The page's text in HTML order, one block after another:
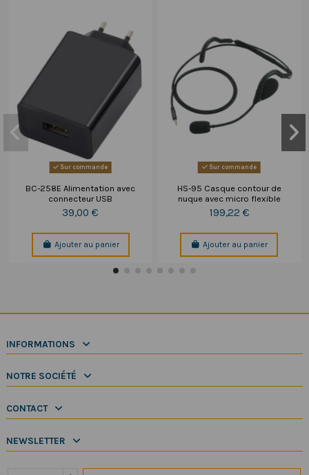
Sur commande
BC-258E Alimentation avec
connecteur USB
39,00 €
Ajouter au panier
Sur commande
HS-95 Casque contour de
nuque avec micro flexible
199,22 €
Ajouter au panier
INFORMATIONS
NOTRE SOCIÉTÉ
CONTACT
NEWSLETTER